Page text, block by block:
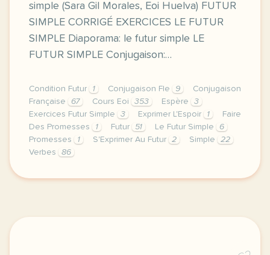
simple (Sara Gil Morales, Eoi Huelva) FUTUR
SIMPLE CORRIGÉ EXERCICES LE FUTUR
SIMPLE Diaporama: le futur simple LE
FUTUR SIMPLE Conjugaison:…
Condition Futur 1 Conjugaison Fle 9
Conjugaison
Française
67 Cours Eoi 353 Espère
3
Exercices Futur Simple
3 Exprimer L'Espoir 1
Faire
Des Promesses
1 Futur 51 Le Futur Simple
6
Promesses
1 S'Exprimer Au Futur 2 Simple
22
Verbes
86
image pixabay comcette derniere semaine de